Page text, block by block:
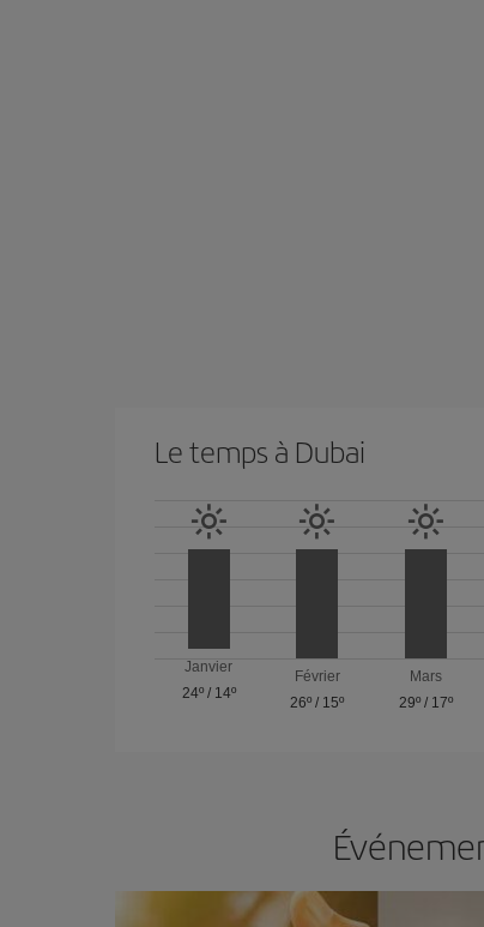
Le temps à Dubai
Janvier
24º/ 14º
Février
26º / 15º
Mars
29º/ 17º